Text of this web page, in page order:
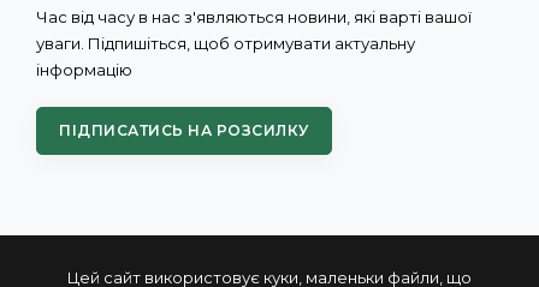
Цей сайт використовує куки, маленьки файли, що
Час від часу в нас з'являються новини, які варті вашої
уваги. Підпишіться, щоб отримувати актуальну
інформацію
ПІДПИСАТИСЬ НА РОЗСИЛКУ